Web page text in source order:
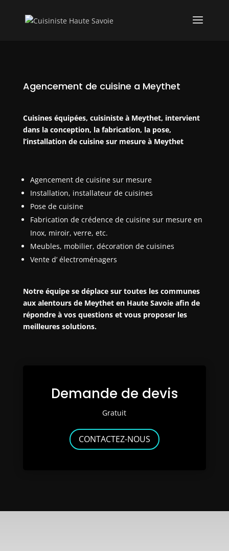
Agencement de cuisine a Meythet
Cuisines équipées, cuisiniste à Meythet, intervient
dans la conception, la fabrication, la pose,
l’installation de cuisine sur mesure à Meythet
Agencement de cuisine sur mesure
Installation, installateur de cuisines
Pose de cuisine
Fabrication de crédence de cuisine sur mesure en
Inox, miroir, verre, etc.
Meubles, mobilier, décoration de cuisines
Vente d’ électroménagers
Notre équipe se déplace sur toutes les communes
aux alentours de Meythet en Haute Savoie afin de
répondre à vos questions et vous proposer les
meilleures solutions.
Demande de devis
Gratuit
CONTACTEZ-NOUS